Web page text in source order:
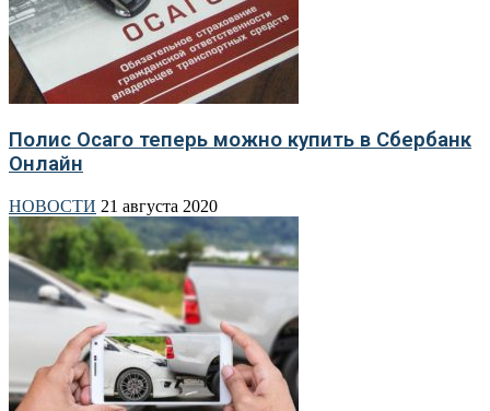
Полис Осаго теперь можно купить в Сбербанк
Онлайн
НОВОСТИ 21 августа 2020